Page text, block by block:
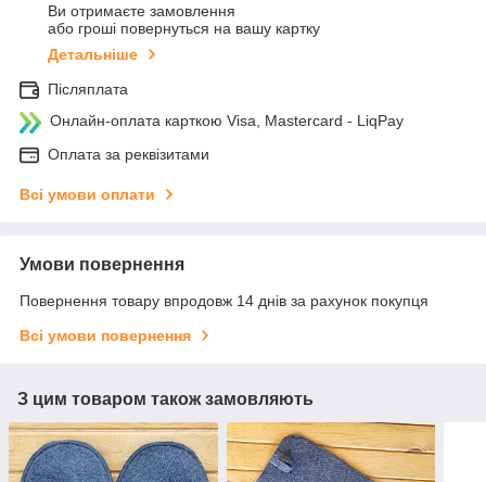
Ви отримаєте замовлення
або гроші повернуться на вашу картку
Детальніше
Післяплата
Онлайн-оплата карткою Visa, Mastercard - LiqPay
Оплата за реквізитами
Всі умови оплати
Умови повернення
Повернення товару впродовж 14 днів за рахунок покупця
Всі умови повернення
З цим товаром також замовляють